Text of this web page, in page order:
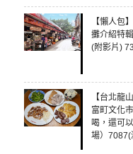
【懶人包
攤介紹特
(附影片)
【台北龍
富町文化
喝，還可
場）7087(